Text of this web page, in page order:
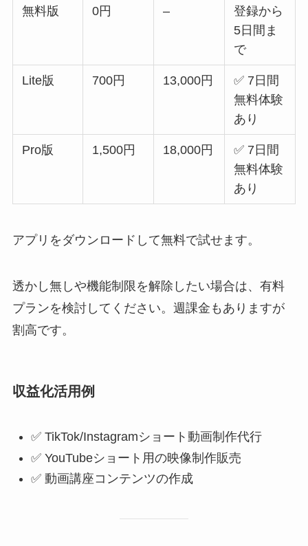
無料版 0円 –
登録から
5日間ま
で
Lite版 700円 13,000円
✅ 7日間
無料体験
あり
Pro版 1,500円 18,000円
✅ 7日間
無料体験
あり
アプリをダウンロードして無料で試せます。
透かし無しや機能制限を解除したい場合は、有料
プランを検討してください。週課金もありますが
割高です。
収益化活用例
✅ TikTok/Instagramショート動画制作代行
✅ YouTubeショート用の映像制作販売
✅ 動画講座コンテンツの作成